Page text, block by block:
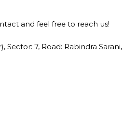
and feel free to reach us!
Sector: 7, Road: Rabindra Sarani,